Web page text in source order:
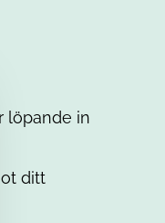
löpande in
ditt